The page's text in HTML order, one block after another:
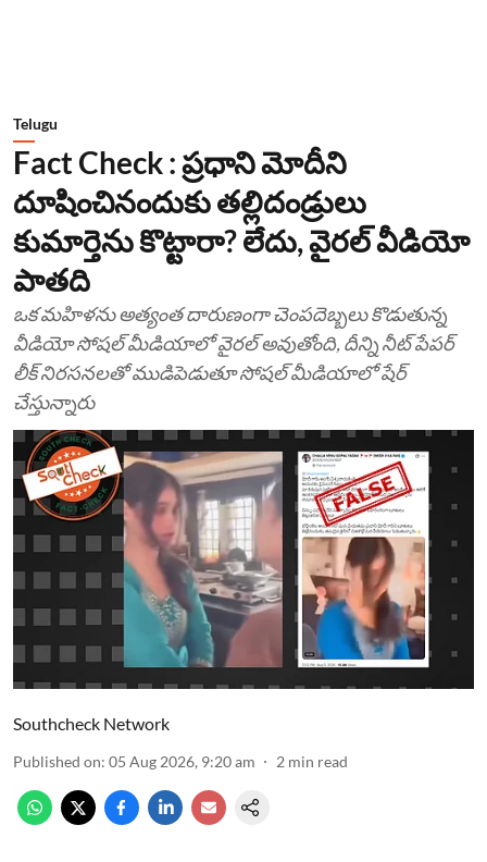
Telugu
Fact Check : ప్రధాని మోదీని
దూషించినందుకు తల్లిదండ్రులు
కుమార్తెను కొట్టారా? లేదు, వైరల్ వీడియో
పాతది
ఒక మహిళను అత్యంత దారుణంగా చెంపదెబ్బలు కొడుతున్న
వీడియో సోషల్ మీడియాలో వైరల్ అవుతోంది, దీన్ని నీట్ పేపర్
లీక్ నిరసనలతో ముడిపెడుతూ సోషల్ మీడియాలో షేర్
చేస్తున్నారు
Southcheck Network
Published on: 05 Aug 2026, 9:20 am 2 min read